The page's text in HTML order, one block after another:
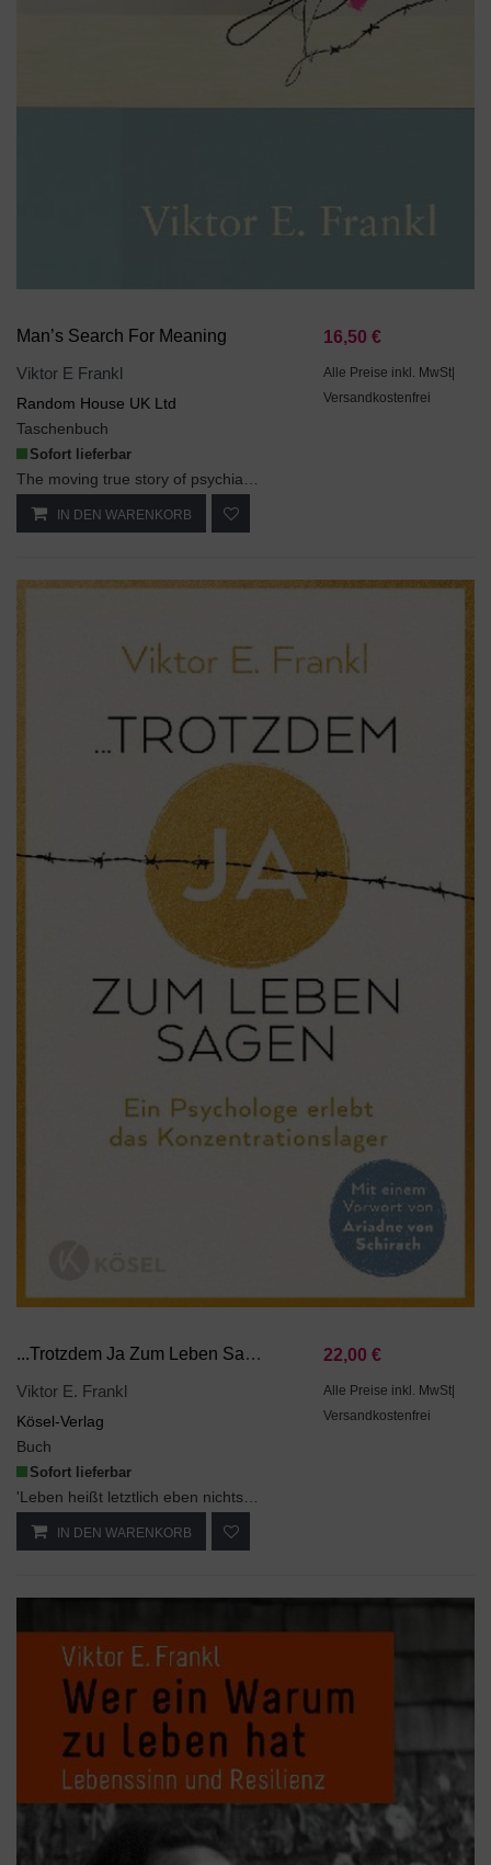
Man’s Search For Meaning
Viktor E Frankl
Random House UK Ltd
Taschenbuch
Sofort lieferbar
The moving true story of psychiatrist and Holocaust survivor Viktor Frankl's time as a prisoner i...
16,50 €
Alle Preise inkl. MwSt|
Versandkostenfrei
IN DEN WARENKORB
...trotzdem Ja Zum Leben Sagen
Viktor E. Frankl
Kösel-Verlag
Buch
Sofort lieferbar
22,00 €
Alle Preise inkl. MwSt|
Versandkostenfrei
IN DEN WARENKORB